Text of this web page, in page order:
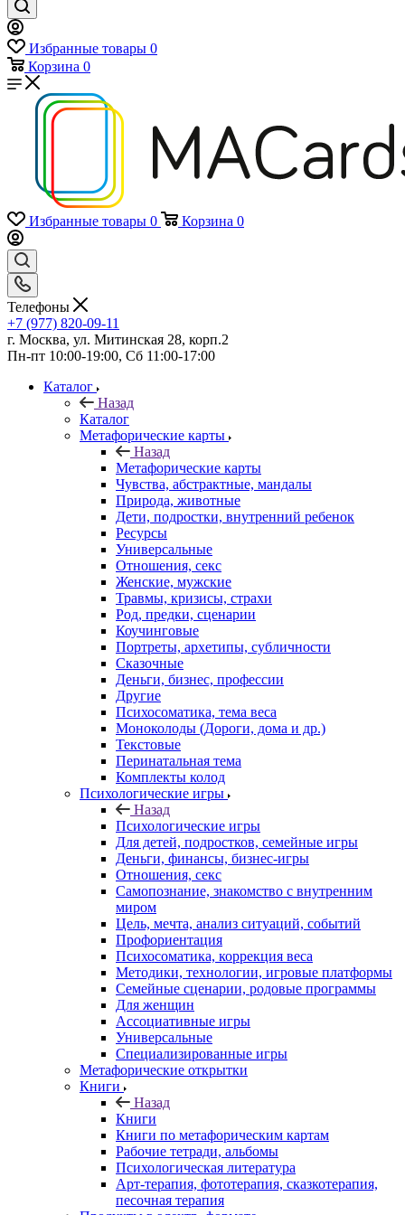
Избранные товары 0
Корзина 0
Избранные товары 0 Корзина 0
Телефоны
+7 (977) 820-09-11
г. Москва, ул. Митинская 28, корп.2
Пн-пт 10:00-19:00, Сб 11:00-17:00
Каталог
Назад
Каталог
Mетафорические карты
Назад
Mетафорические карты
Чувства, абстрактные, мандалы
Природа, животные
Дети, подростки, внутренний ребенок
Ресурсы
Универсальные
Отношения, секс
Женские, мужские
Травмы, кризисы, страхи
Род, предки, сценарии
Коучинговые
Портреты, архетипы, субличности
Сказочные
Деньги, бизнес, профессии
Другие
Психосоматика, тема веса
Моноколоды (Дороги, дома и др.)
Текстовые
Перинатальная тема
Комплекты колод
Психологические игры
Назад
Психологические игры
Для детей, подростков, семейные игры
Деньги, финансы, бизнес-игры
Отношения, секс
Самопознание, знакомство с внутренним
миром
Цель, мечта, анализ ситуаций, событий
Профориентация
Психосоматика, коррекция веса
Методики, технологии, игровые платформы
Семейные сценарии, родовые программы
Для женщин
Ассоциативные игры
Универсальные
Специализированные игры
Метафорические открытки
Книги
Назад
Книги
Книги по метафорическим картам
Рабочие тетради, альбомы
Психологическая литература
Арт-терапия, фототерапия, сказкотерапия,
песочная терапия